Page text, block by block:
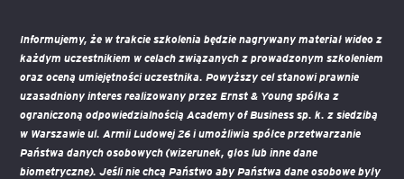
Informujemy, że w trakcie szkolenia będzie nagrywany materiał wideo z
każdym uczestnikiem w celach związanych z prowadzonym szkoleniem
oraz oceną umiejętności uczestnika. Powyższy cel stanowi prawnie
uzasadniony interes realizowany przez Ernst & Young spółka z
ograniczoną odpowiedzialnością Academy of Business sp. k. z siedzibą
w Warszawie ul. Armii Ludowej 26 i umożliwia spółce przetwarzanie
Państwa danych osobowych (wizerunek, głos lub inne dane
biometryczne). Jeśli nie chcą Państwo aby Państwa dane osobowe były